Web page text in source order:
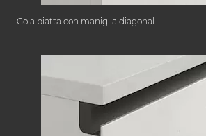
Gola piatta con maniglia diagonal